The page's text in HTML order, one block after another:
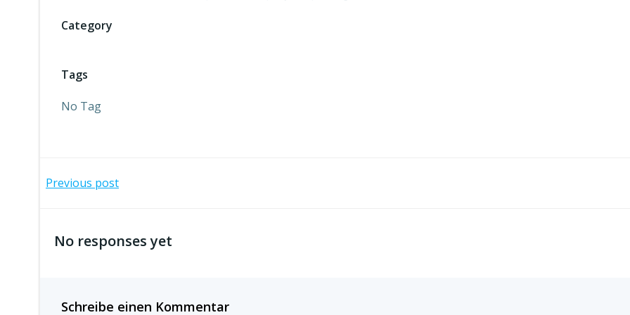
Category
Tags
No Tag
Beitragsnavigation
Previous post
No responses yet
Schreibe einen Kommentar